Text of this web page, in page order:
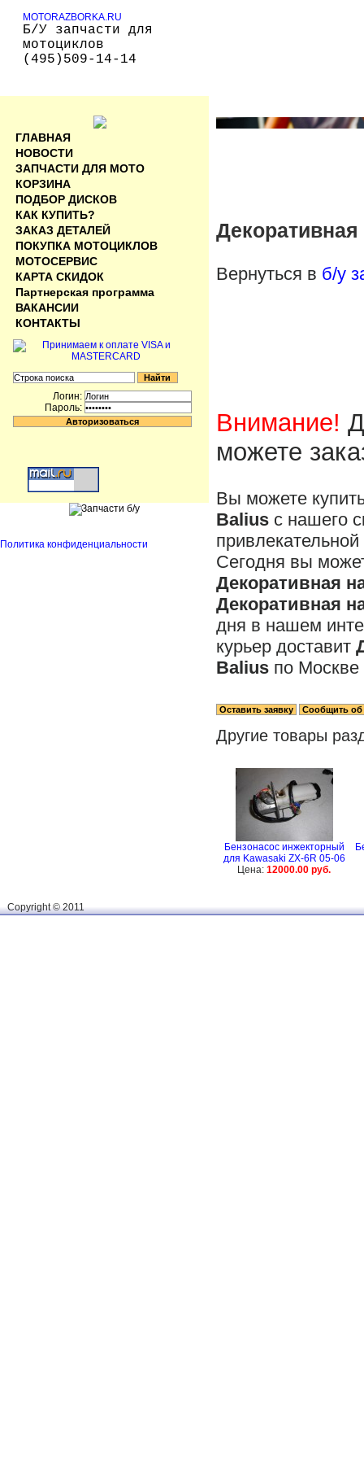
MOTORAZBORKA.RU
Б/У запчасти для
мотоциклов
(495)509-14-14
Вернуться в б/у
Внимание!
можете
Вы можете
Balius с нашего
Сегодня вы
Декоративная
Декоративная
дня в нашем
курьер доставит
Balius по Москве
Другие товары
Бензонасос инжекторный
для Kawasaki ZX-6R 05-06
Цена:12000.00 руб.
ГЛАВНАЯ
НОВОСТИ
ЗАПЧАСТИ ДЛЯ МОТО
КОРЗИНА
ПОДБОР ДИСКОВ
КАК КУПИТЬ?
ЗАКАЗ ДЕТАЛЕЙ
ПОКУПКА МОТОЦИКЛОВ
МОТОСЕРВИС
КАРТА СКИДОК
Партнерская программа
ВАКАНСИИ
КОНТАКТЫ
Логин:
Пароль:
Политика конфиденциальности
Сopyright © 2011